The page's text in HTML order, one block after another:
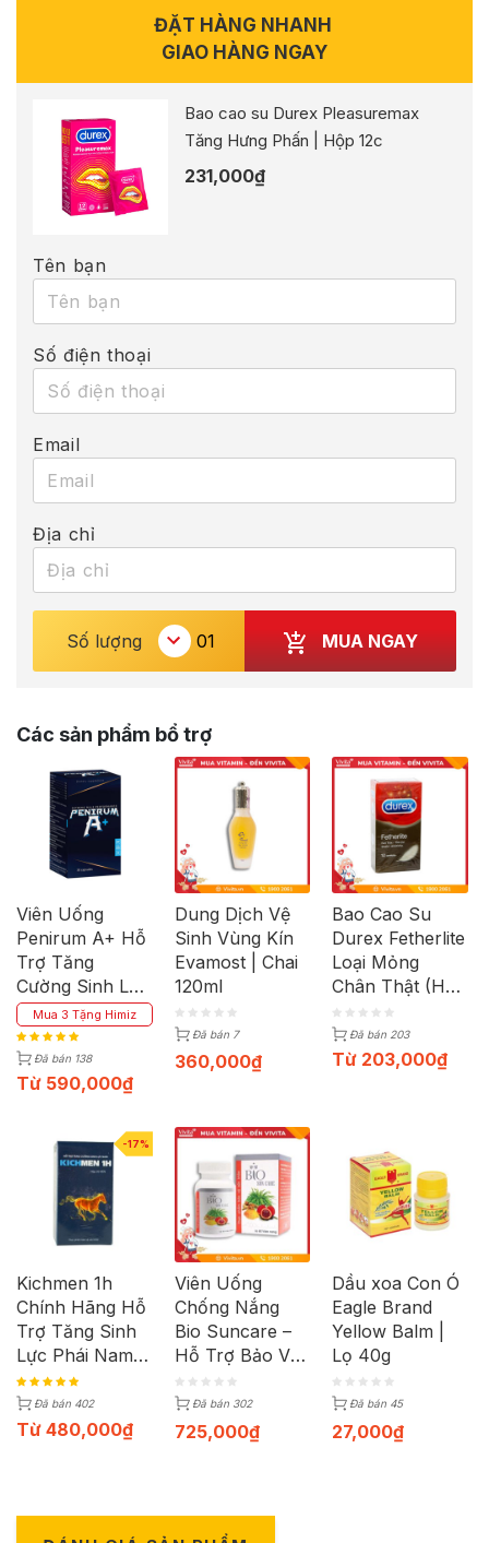
ĐẶT HÀNG NHANH
GIAO HÀNG NGAY
Bao cao su Durex Pleasuremax
Tăng Hưng Phấn | Hộp 12c
231,000₫
Tên bạn
Số điện thoại
Email
Địa chỉ
Số lượng MUA NGAY
Các sản phẩm bổ trợ
Viên Uống
Penirum A+ Hỗ
Trợ Tăng
Cường Sinh Lý
Nam (Hộp 30
Viên)
Mua 3 Tặng Himiz
Đã bán 138
Từ 590,000₫
Dung Dịch Vệ
Sinh Vùng Kín
Evamost | Chai
120ml
Đã bán 7
360,000₫
Bao Cao Su
Durex Fetherlite
Loại Mỏng
Chân Thật (Hộp
12 Cái)
Đã bán 203
Từ 203,000₫
-17%
Kichmen 1h
Chính Hãng Hỗ
Trợ Tăng Sinh
Lực Phái Nam
(Hộp 30 Viên)
Đã bán 402
Từ 480,000₫
Viên Uống
Chống Nắng
Bio Suncare –
Hỗ Trợ Bảo Vệ
Da Toàn Diện |
Hộp 60 Viên
Đã bán 302
725,000₫
Dầu xoa Con Ó
Eagle Brand
Yellow Balm |
Lọ 40g
Đã bán 45
27,000₫